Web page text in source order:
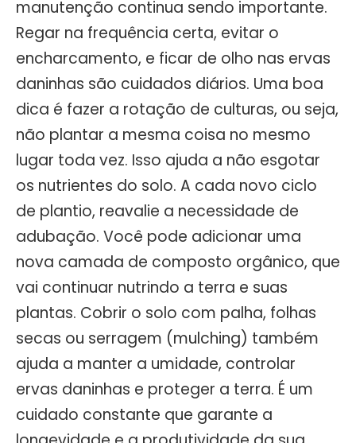
manutenção continua sendo importante.
Regar na frequência certa, evitar o
encharcamento, e ficar de olho nas ervas
daninhas são cuidados diários. Uma boa
dica é fazer a rotação de culturas, ou seja,
não plantar a mesma coisa no mesmo
lugar toda vez. Isso ajuda a não esgotar
os nutrientes do solo. A cada novo ciclo
de plantio, reavalie a necessidade de
adubação. Você pode adicionar uma
nova camada de composto orgânico, que
vai continuar nutrindo a terra e suas
plantas. Cobrir o solo com palha, folhas
secas ou serragem (mulching) também
ajuda a manter a umidade, controlar
ervas daninhas e proteger a terra. É um
cuidado constante que garante a